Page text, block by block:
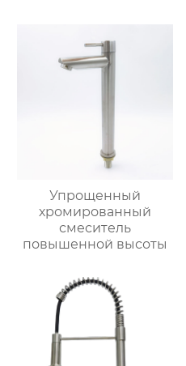
Упрощенный
хромированный
смеситель
повышенной высоты